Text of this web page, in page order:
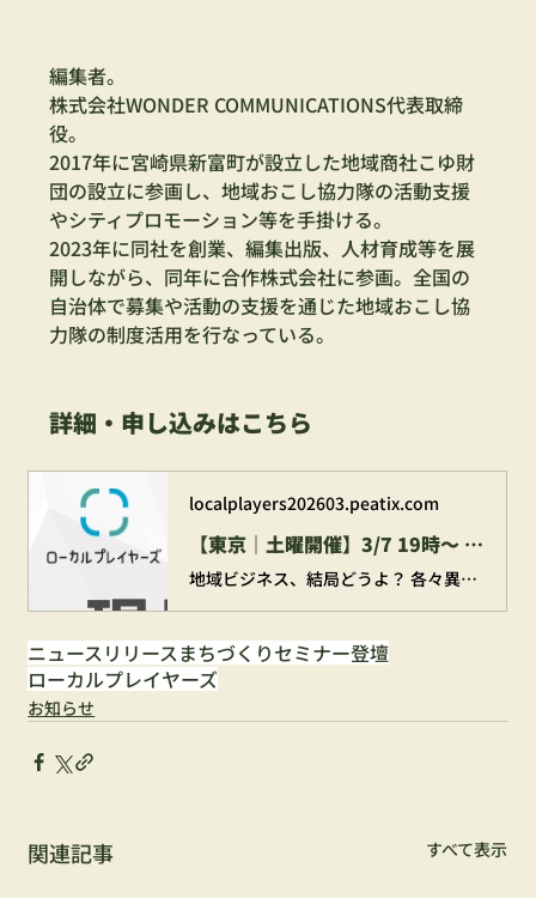
編集者。
株式会社WONDER COMMUNICATIONS代表取締
役。
2017年に宮崎県新富町が設立した地域商社こゆ財
団の設立に参画し、地域おこし協力隊の活動支援
やシティプロモーション等を手掛ける。
2023年に同社を創業、編集出版、人材育成等を展
開しながら、同年に合作株式会社に参画。全国の
自治体で募集や活動の支援を通じた地域おこし協
力隊の制度活用を行なっている。
詳細・申し込みはこちら
localplayers202603.peatix.com
【東京｜土曜開催】3/7 19時〜 現場主義で切り拓く地域の未来 -地方創生・地域副業・地域ビジネスって結局どうよ？-【ローカルプレイヤーズ4期説明会】
地域ビジネス、結局どうよ？ 各々異なる領域(移住促進、マーケティング)で、地域をより良くするためにイキイキとはたらく2人が、昨今の地方創生、副業ブーム、補助金やプロポーザル案件につ...
ニュースリリースまちづくりセミナー登壇
ローカルプレイヤーズ
お知らせ
関連記事 すべて表示